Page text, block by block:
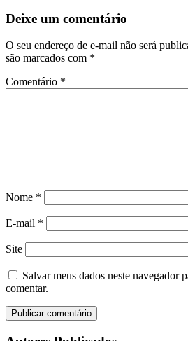
Deixe um comentário
O seu endereço de e-mail não será
são marcados com *
Comentário *
Nome *
E-mail *
Site
Salvar meus dados neste navegador
comentar.